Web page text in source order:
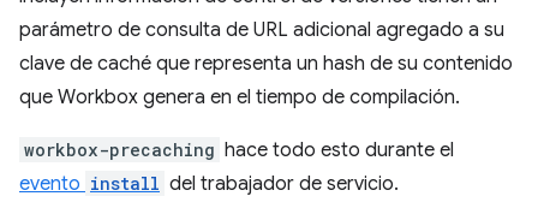
parámetro de consulta de URL adicional agregado a su
clave de caché que representa un hash de su contenido
que Workbox genera en el tiempo de compilación.
workbox-precaching hace todo esto durante el
evento install del trabajador de servicio.